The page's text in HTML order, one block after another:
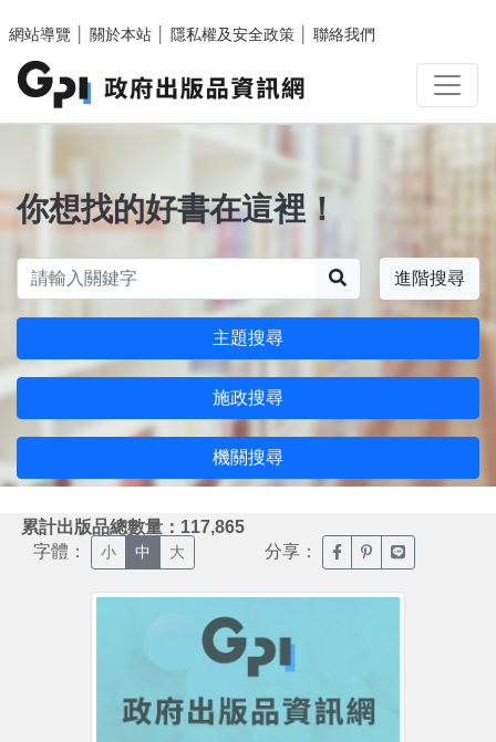
網站導覽
關於本站 隱私權及安全政策 聯絡我們
你想找的好書在這裡！
進階搜尋
主題搜尋
施政搜尋
機關搜尋
累計出版品總數量：117,865
字體： 小 中 大 分享： 臉書分享(另開新視窗)
噗浪分享(另開新
Line分享(另